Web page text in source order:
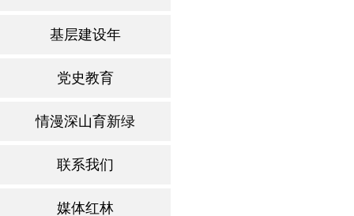
基层建设年
党史教育
情漫深山育新绿
联系我们
媒体红林